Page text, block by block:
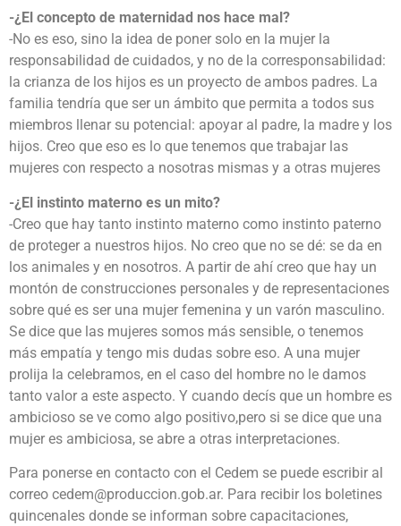
-¿El concepto de maternidad nos hace mal?
-No es eso, sino la idea de poner solo en la mujer la
responsabilidad de cuidados, y no de la corresponsabilidad:
la crianza de los hijos es un proyecto de ambos padres. La
familia tendría que ser un ámbito que permita a todos sus
miembros llenar su potencial: apoyar al padre, la madre y los
hijos. Creo que eso es lo que tenemos que trabajar las
mujeres con respecto a nosotras mismas y a otras mujeres
-¿El instinto materno es un mito?
-Creo que hay tanto instinto materno como instinto paterno
de proteger a nuestros hijos. No creo que no se dé: se da en
los animales y en nosotros. A partir de ahí creo que hay un
montón de construcciones personales y de representaciones
sobre qué es ser una mujer femenina y un varón masculino.
Se dice que las mujeres somos más sensible, o tenemos
más empatía y tengo mis dudas sobre eso. A una mujer
prolija la celebramos, en el caso del hombre no le damos
tanto valor a este aspecto. Y cuando decís que un hombre es
ambicioso se ve como algo positivo,pero si se dice que una
mujer es ambiciosa, se abre a otras interpretaciones.
Para ponerse en contacto con el Cedem se puede escribir al
correo cedem@produccion.gob.ar. Para recibir los boletines
quincenales donde se informan sobre capacitaciones,